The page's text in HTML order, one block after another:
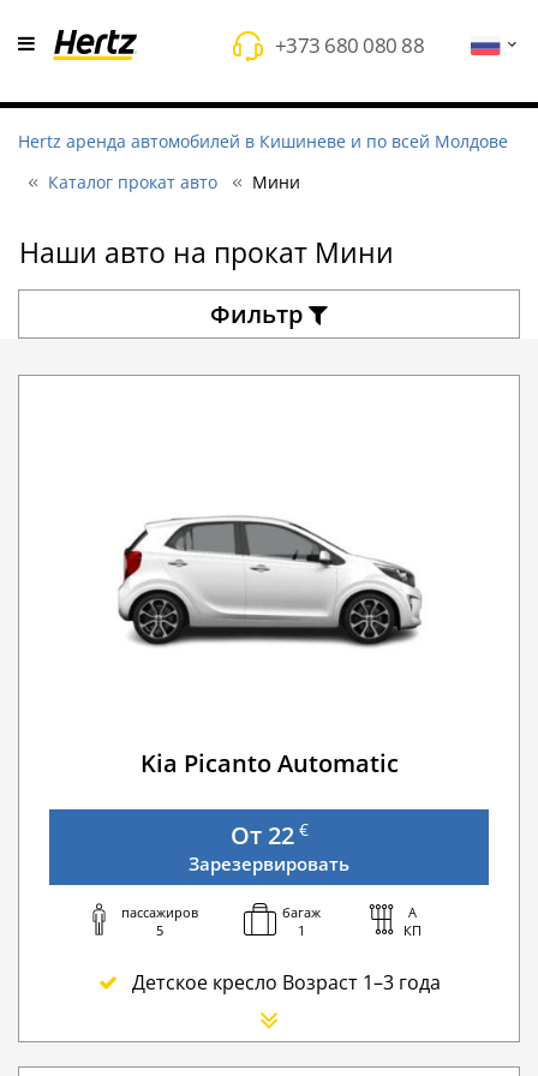
+373 680 080 88
Hertz аренда автомобилей в Кишиневе и по всей Молдове
Каталог прокат авто
Мини
Наши авто на прокат Мини
Фильтр
Kia Picanto Automatic
От 22 €
Зарезервировать
пассажиров
5
багаж
1
A
КП
Детское кресло Возраст 1–3 года
Сиденье для новорожденного